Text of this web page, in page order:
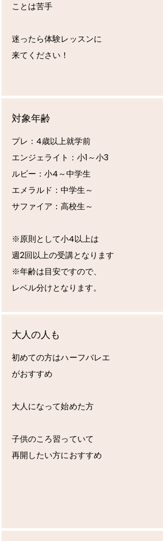
ことは苦手
迷ったら体験レッスンに
​来てください！
対象年齢
プレ：4歳以上就学前
エンジェライト：小1～小3
ルビー：小4～中学生
エメラルド：中学生～
​サファイア：高校生～
※原則として小4以上は
週2回以上の​受講となります
※年齢は目安ですので、
​レベル分けとなります。
大人の人も
初めての方はハーフバレエ
がおすすめ
大人になって始めた方
子供のころ習っていて
​再開したい方におすすめ